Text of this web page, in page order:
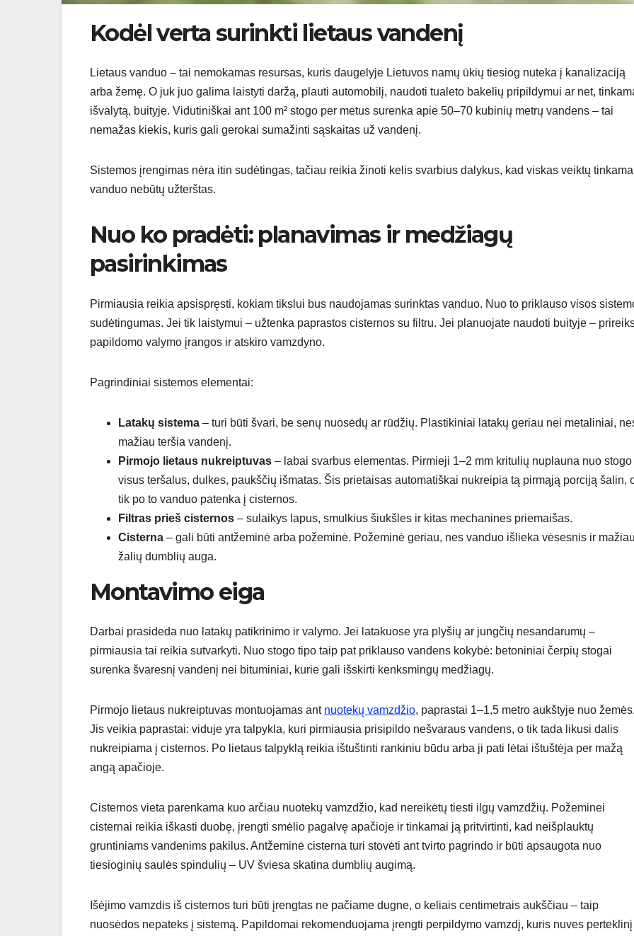
Kodėl verta surinkti lietaus vandenį
Lietaus vanduo – tai nemokamas resursas, kuris daugelyje Lietuvos namų ūkių tiesiog nuteka į kanalizaciją
arba žemę. O juk juo galima laistyti daržą, plauti automobilį, naudoti tualeto bakelių pripildymui ar net,
išvalytą, buityje. Vidutiniškai ant 100 m² stogo per metus surenka apie 50–70 kubinių metrų vandens – tai
nemažas kiekis, kuris gali gerokai sumažinti sąskaitas už vandenį.
Sistemos įrengimas nėra itin sudėtingas, tačiau reikia žinoti kelis svarbius dalykus, kad viskas veiktų
vanduo nebūtų užterštas.
Nuo ko pradėti: planavimas ir medžiagų
pasirinkimas
Pirmiausia reikia apsispręsti, kokiam tikslui bus naudojamas surinktas vanduo. Nuo to priklauso visos
sudėtingumas. Jei tik laistymui – užtenka paprastos cisternos su filtru. Jei planuojate naudoti buityje –
papildomo valymo įrangos ir atskiro vamzdyno.
Pagrindiniai sistemos elementai:
Latakų sistema – turi būti švari, be senų nuosėdų ar rūdžių. Plastikiniai latakų geriau nei metaliniai,
mažiau teršia vandenį.
Pirmojo lietaus nukreiptuvas – labai svarbus elementas. Pirmieji 1–2 mm kritulių nuplauna nuo stogo
visus teršalus, dulkes, paukščių išmatas. Šis prietaisas automatiškai nukreipia tą pirmąją porciją šalin,
tik po to vanduo patenka į cisternos.
Filtras prieš cisternos – sulaikys lapus, smulkius šiukšles ir kitas mechanines priemaišas.
Cisterna – gali būti antžeminė arba požeminė. Požeminė geriau, nes vanduo išlieka vėsesnis ir
žalių dumblių auga.
Montavimo eiga
Darbai prasideda nuo latakų patikrinimo ir valymo. Jei latakuose yra plyšių ar jungčių nesandarumų –
pirmiausia tai reikia sutvarkyti. Nuo stogo tipo taip pat priklauso vandens kokybė: betoniniai čerpių stogai
surenka švaresnį vandenį nei bituminiai, kurie gali išskirti kenksmingų medžiagų.
Pirmojo lietaus nukreiptuvas montuojamas ant nuotekų vamzdžio, paprastai 1–1,5 metro aukštyje nuo
Jis veikia paprastai: viduje yra talpykla, kuri pirmiausia prisipildo nešvaraus vandens, o tik tada likusi dalis
nukreipiama į cisternos. Po lietaus talpyklą reikia ištuštinti rankiniu būdu arba ji pati lėtai ištuštėja per mažą
angą apačioje.
Cisternos vieta parenkama kuo arčiau nuotekų vamzdžio, kad nereikėtų tiesti ilgų vamzdžių. Požeminei
cisternai reikia iškasti duobę, įrengti smėlio pagalvę apačioje ir tinkamai ją pritvirtinti, kad neišplauktų
gruntiniams vandenims pakilus. Antžeminė cisterna turi stovėti ant tvirto pagrindo ir būti apsaugota nuo
tiesioginių saulės spindulių – UV šviesa skatina dumblių augimą.
Išėjimo vamzdis iš cisternos turi būti įrengtas ne pačiame dugne, o keliais centimetrais aukščiau – taip
nuosėdos nepateks į sistemą. Papildomai rekomenduojama įrengti perpildymo vamzdį, kuris nuves perteklinį